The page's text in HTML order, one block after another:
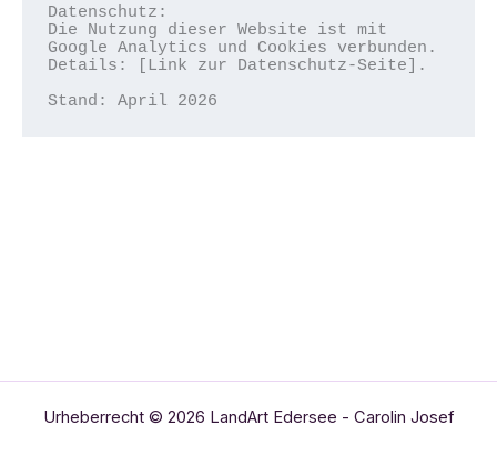
Datenschutz:
Die Nutzung dieser Website ist mit
Google Analytics und Cookies verbunden.
Details: [Link zur Datenschutz-Seite].
Stand: April 2026
Urheberrecht © 2026 LandArt Edersee - Carolin Josef